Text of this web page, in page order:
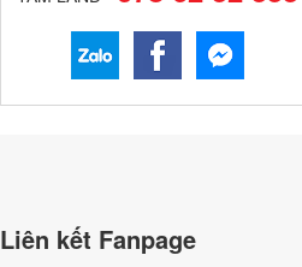
Liên kết Fanpage